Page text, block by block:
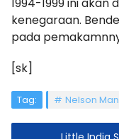
kenegaraan.
pada
[sk]
Tag: Nelson